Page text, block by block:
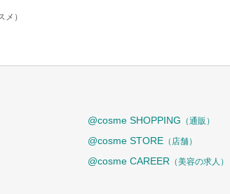
）
@cosme SHOPPING （通販）
@cosme STORE （店舗）
@cosme CAREER （美容の求人）